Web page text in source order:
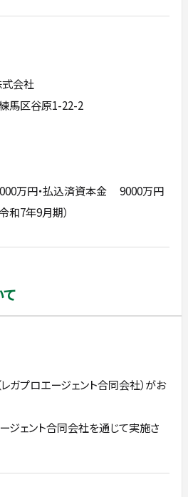
式会社
馬区谷原1-22-2
万円・払込済資本金 9000万円
和7年9月期）
ガプロエージェント合同会社）がお
ジェント合同会社を通じて実施さ